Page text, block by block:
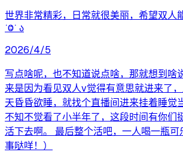
世界非常精彩，日常就很美丽，希望双人
˙Ⱉ˙ ა
2026/4/5
写点啥呢，也不知道说点啥，那就想到啥
来是因为看见双人v觉得有意思就进来了
天昏昏欲睡，就找个直播间进来挂着睡觉
不知不觉看了小半年了，这段时间有你们
活下去啊。 最后整个活吧，一人喝一瓶可
事哒咩！）